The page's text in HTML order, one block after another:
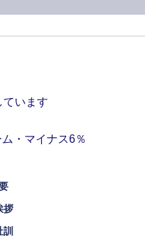
拶